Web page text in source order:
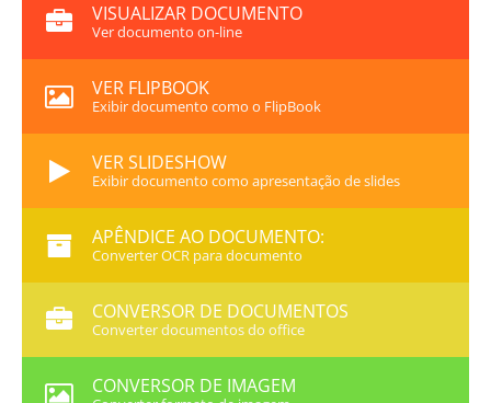
VISUALIZAR DOCUMENTO
Ver documento on-line
VER FLIPBOOK
Exibir documento como o FlipBook
VER SLIDESHOW
Exibir documento como apresentação de slides
APÊNDICE AO DOCUMENTO:
Converter OCR para documento
CONVERSOR DE DOCUMENTOS
Converter documentos do office
CONVERSOR DE IMAGEM